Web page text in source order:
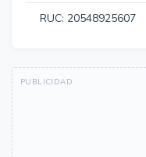
RUC: 20548925607